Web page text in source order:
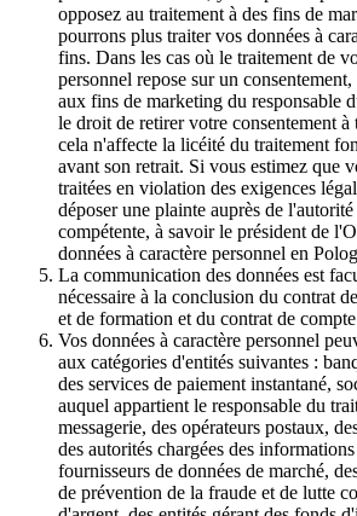
opposez au traitement à des fins de
pourrons plus traiter vos données à
fins. Dans les cas où le traitement de
personnel repose sur un
aux fins de marketing du responsable
le droit de retirer votre consentement à
cela n'affecte la licéité du traitement
avant son retrait. Si vous estimez que
traitées en violation des exigences
déposer une plainte auprès de
compétente, à savoir le président de
données à caractère personnel en
La communication des données est
nécessaire à la conclusion du contrat
et de formation et du contrat de
Vos données à caractère personnel
aux catégories d'entités suivantes :
des services de paiement instantané,
auquel appartient le responsable du
messagerie, des opérateurs postaux,
des autorités chargées des
fournisseurs de données de marché,
de prévention de la fraude et de lutte